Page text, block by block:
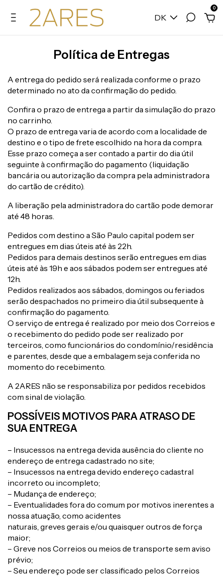
DK
0
Política de Entregas
A entrega do pedido será realizada conforme o prazo
determinado no ato da confirmação do pedido.
Confira o prazo de entrega a partir da simulação do prazo
no carrinho.
O prazo de entrega varia de acordo com a localidade de
destino e o tipo de frete escolhido na hora da compra.
Esse prazo começa a ser contado a partir do dia útil
seguinte à confirmação do pagamento (liquidação
bancária ou autorização da compra pela administradora
do cartão de crédito).
A liberação pela administradora do cartão pode demorar
até 48 horas.
Pedidos com destino a São Paulo capital podem ser
entregues em dias úteis até às 22h.
Pedidos para demais destinos serão entregues em dias
úteis até às 19h e aos sábados podem ser entregues até
12h.
Pedidos realizados aos sábados, domingos ou feriados
serão despachados no primeiro dia útil subsequente à
confirmação do pagamento.
O serviço de entrega é realizado por meio dos Correios e
o recebimento do pedido pode ser realizado por
terceiros, como funcionários do condomínio/residência
e parentes, desde que a embalagem seja conferida no
momento do recebimento.
A 2ARES não se responsabiliza por pedidos recebidos
com sinal de violação.
POSSÍVEIS MOTIVOS PARA ATRASO DE
SUA ENTREGA
– Insucessos na entrega devida ausência do cliente no
endereço de entrega cadastrado no site;
– Insucessos na entrega devido endereço cadastral
incorreto ou incompleto;
– Mudança de endereço;
– Eventualidades fora do comum por motivos inerentes a
nossa atuação, como acidentes
naturais, greves gerais e/ou quaisquer outros de força
maior;
– Greve nos Correios ou meios de transporte sem aviso
prévio;
– Seu endereço pode ser classificado pelos Correios